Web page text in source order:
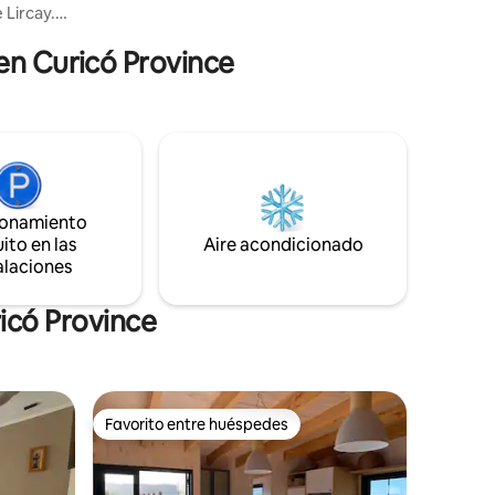
Lircay.
para
Internet
Si
Curicó Province
en las
Aire acondicionado
Province
Favorito entre huéspedes
Favorito entre huéspedes